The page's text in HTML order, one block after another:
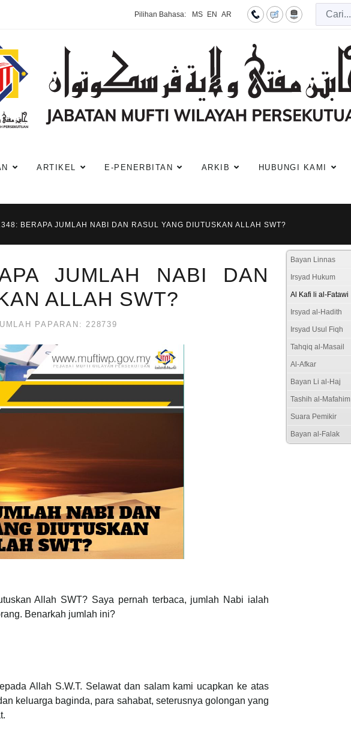
Pilihan Bahasa: MS EN AR
ARTIKEL E-PENERBITAN ARKIB HUBUNGI KAMI
BERAPA JUMLAH NABI DAN RASUL YANG DIUTUSKAN ALLAH SWT?
JUMLAH NABI DAN
ALLAH SWT?
PAPARAN: 228739
Allah SWT? Saya pernah terbaca, jumlah Nabi ialah
Benarkah jumlah ini?
Allah S.W.T. Selawat dan salam kami ucapkan ke atas
keluarga baginda, para sahabat, seterusnya golongan yang
Bayan Linnas
Irsyad Hukum
Al Kafi li al-Fatawi
Irsyad al-Hadith
Irsyad Usul Fiqh
Tahqiq al-Masail
Al-Afkar
Bayan Li al-Haj
Tashih al-Mafahim
Suara Pemikir
Bayan al-Falak